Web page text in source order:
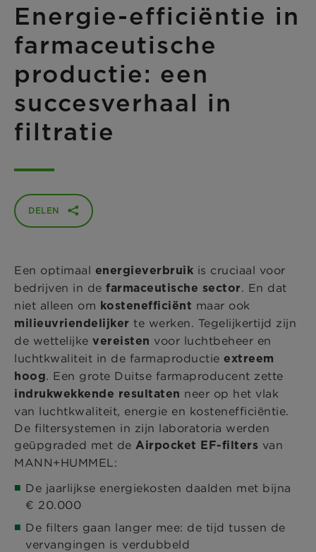
Energie-efficiëntie in
farmaceutische
productie: een
succesverhaal in
filtratie
DELEN
Een optimaal energieverbruik is cruciaal voor
bedrijven in de farmaceutische sector. En dat
niet alleen om kostenefficiënt maar ook
milieuvriendelijker te werken. Tegelijkertijd zijn
de wettelijke vereisten voor luchtbeheer en
luchtkwaliteit in de farmaproductie extreem
hoog. Een grote Duitse farmaproducent zette
indrukwekkende resultaten neer op het vlak
van luchtkwaliteit, energie en kostenefficiëntie.
De filtersystemen in zijn laboratoria werden
geüpgraded met de Airpocket EF-filters van
MANN+HUMMEL:
De jaarlijkse energiekosten daalden met bijna
€ 20.000
De filters gaan langer mee: de tijd tussen de
vervangingen is verdubbeld